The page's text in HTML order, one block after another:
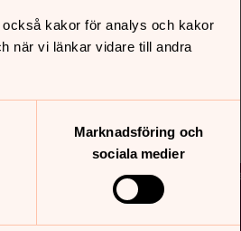
kakor för analys och kakor
när vi länkar vidare till andra
Marknadsföring och
sociala medier
Vad vi gör för för äldre och